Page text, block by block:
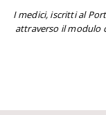
I medici, iscritti al
attraverso il modulo